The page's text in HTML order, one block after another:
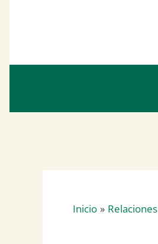
Inicio Relaciones